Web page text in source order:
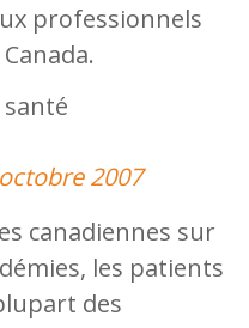
professionnels
2007
canadiennes sur
les patients
des